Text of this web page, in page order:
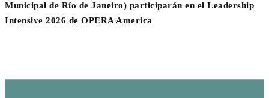
Municipal de Río de Janeiro) participarán en el Leadership
Intensive 2026 de OPERA America